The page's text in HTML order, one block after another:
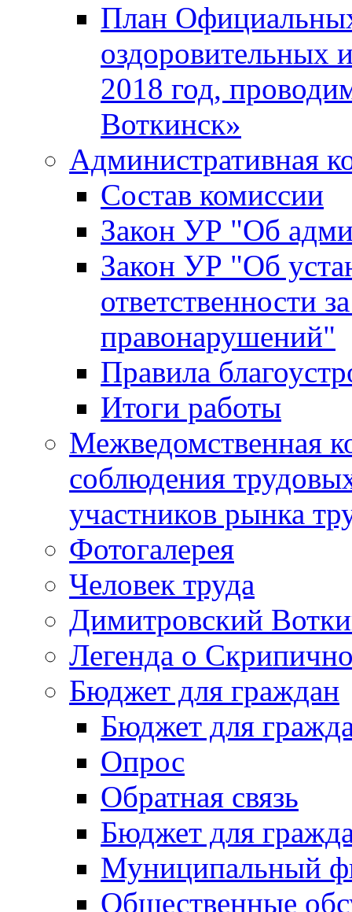
План
оздоровительных
2018 год,
Воткинск»
Административная
Состав комиссии
Закон УР "Об
Закон УР "Об
ответственности
правонарушений"
Правила
Итоги работы
Межведомственная
соблюдения
участников рынка
Фотогалерея
Человек труда
Димитровский
Легенда о
Бюджет для граждан
Бюджет для
Опрос
Обратная связь
Бюджет для
Муниципальный
Общественные